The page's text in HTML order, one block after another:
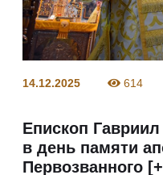
14.12.2025 614
Епископ
в день памяти
Первозванного